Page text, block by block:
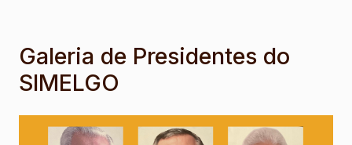
Galeria de Presidentes do
SIMELGO